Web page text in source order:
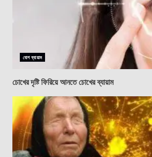
যোগ ব্যায়াম
চোখের দৃষ্টি ফিরিয়ে আনতে চোখের ব্যায়াম